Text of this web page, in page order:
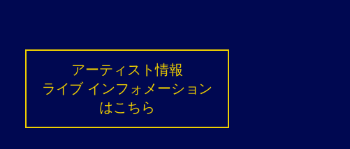
アーティスト情報
ライブ インフォメーション
はこちら